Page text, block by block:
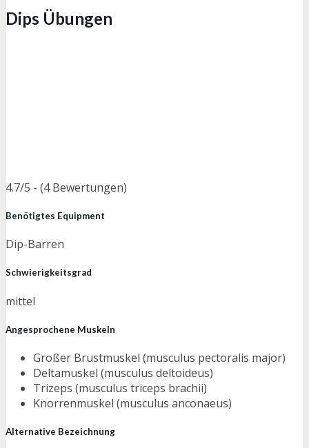
Dips Übungen
4.7/5 - (4 Bewertungen)
Benötigtes Equipment
Dip-Barren
Schwierigkeitsgrad
mittel
Angesprochene Muskeln
Großer Brustmuskel (musculus pectoralis major)
Deltamuskel (musculus deltoideus)
Trizeps (musculus triceps brachii)
Knorrenmuskel (musculus anconaeus)
Alternative Bezeichnung